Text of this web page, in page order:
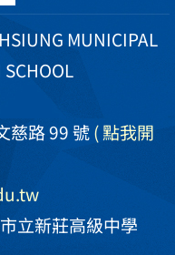
MUNICIPAL
慈路 99 號( 點我開
立新莊高級中學